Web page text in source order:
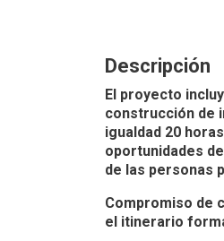
Descripción
El proyecto
construcción de
igualdad 20
oportunidades
de las personas
Compromiso de
el itinerario